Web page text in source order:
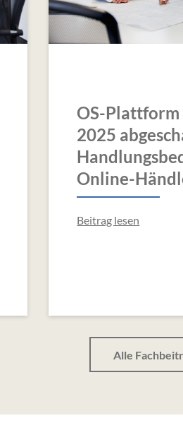
OS-Plattform
2025
Online-
Beitrag lesen
Alle